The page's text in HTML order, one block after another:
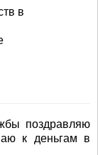
в
поздравляю
к деньгам в